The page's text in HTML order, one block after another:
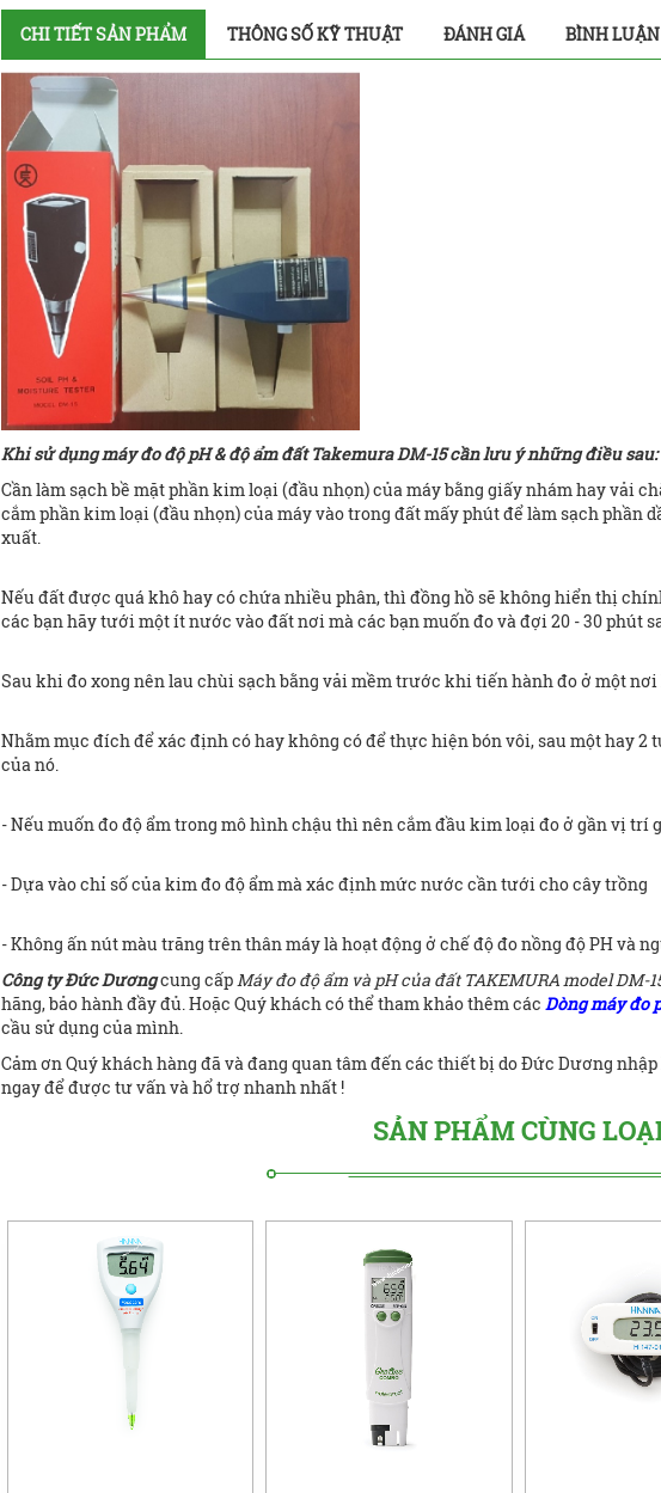
CHI TIẾT SẢN PHẨM THÔNG SỐ KỸ THUẬT ĐÁNH GIÁ BÌNH LUẬN
Khi sử dụng máy đo độ pH & độ ẩm đất Takemura DM-15 cần lưu ý những điều sau:
Cần làm sạch bề mặt phần kim loại (đầu nhọn) của máy bằng giấy nhám hay vải
cắm phần kim loại (đầu nhọn) của máy vào trong đất mấy phút để làm sạch phần
xuất.
Nếu đất được quá khô hay có chứa nhiều phân, thì đồng hồ sẽ không hiển thị
các bạn hãy tưới một ít nước vào đất nơi mà các bạn muốn đo và đợi 20 - 30 phút
Sau khi đo xong nên lau chùi sạch bằng vải mềm trước khi tiến hành đo ở một nơi
Nhằm mục đích để xác định có hay không có để thực hiện bón vôi, sau một hay
của nó.
- Nếu muốn đo độ ẩm trong mô hình chậu thì nên cắm đầu kim loại đo ở gần vị trí
- Dựa vào chỉ số của kim đo độ ẩm mà xác định mức nước cần tưới cho cây trồng
- Không ấn nút màu trăng trên thân máy là hoạt động ở chế độ đo nồng độ PH và
Công ty Đức Dươngcung cấpMáy đo độ ẩm và pH của đất TAKEMURA model DM-
hãng, bảo hành đầy đủ. Hoặc Quý khách có thể tham khảo thêm các Dòng máy đo
cầu sử dụng của mình.
Cảm ơn Quý khách hàng đã và đang quan tâm đến các thiết bị do Đức Dương
ngay để được tư vấn và hổ trợ nhanh nhất !
SẢN PHẨM CÙNG